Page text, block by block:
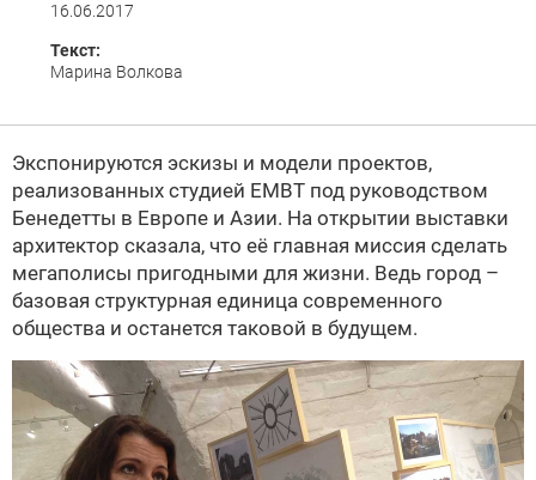
16.06.2017
Текст:
Марина Волкова
Экспонируются эскизы и модели проектов,
реализованных студией EMBT под руководством
Бенедетты в Европе и Азии. На открытии выставки
архитектор сказала, что её главная миссия сделать
мегаполисы пригодными для жизни. Ведь город –
базовая структурная единица современного
общества и останется таковой в будущем.